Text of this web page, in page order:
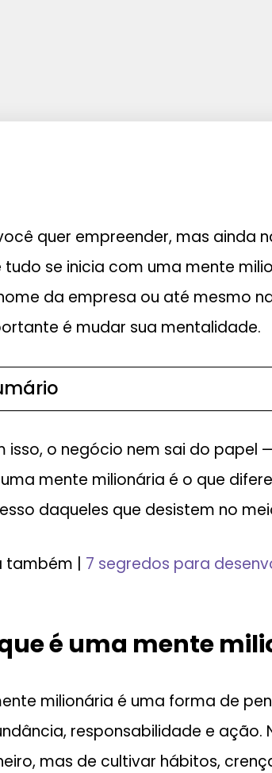
quer empreender, mas ainda
tudo se inicia com uma mente
da empresa ou até mesmo
é mudar sua mentalidade.
isso, o negócio nem sai do papel
mente milionária é o que
daqueles que desistem no
também | 7 segredos para
é uma mente
milionária é uma forma de
responsabilidade e ação.
mas de cultivar hábitos,